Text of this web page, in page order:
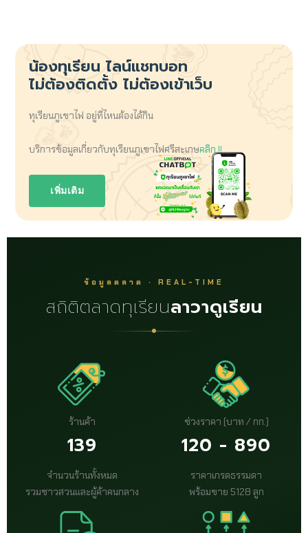
น้องทุเรียน ไลน์แชทบอท
ไม่ต้องติดตั้ง ไม่ต้องเข้าเว็บ
ทุเรียนภูเขาไฟ อยู่ที่ไหนต้องได้กิน
บริการข้อมูลเกี่ยวกับทุเรียนภูเขาไฟศรีสะเกษคลิก !!
เพิ่มเติม
ข้อมูลตลาด · REAL-TIME
สถิติตลาดทุเรียนลาวาดูเรียน
ร้านค้า
139
จำนวนร้านทั้งหมด
รวมชาวสวนและผู้ค้าคนกลาง
ช่วงราคา (บาท / กก.)
120 - 890
ราคาเกรดธรรมดา
พร้อมขาย 5128 ลูก